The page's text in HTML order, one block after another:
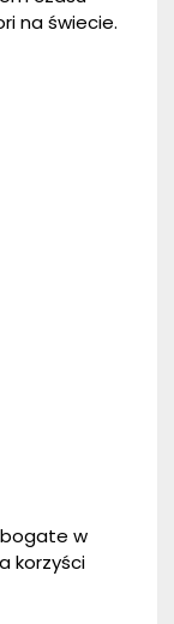
na świecie.
bogate w
korzyści